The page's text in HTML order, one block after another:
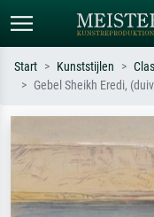
Monet, Sterrennacht,
Hokusai-golf, naakt.
Start Kunststijlen
Gebel Sheikh Eredi,